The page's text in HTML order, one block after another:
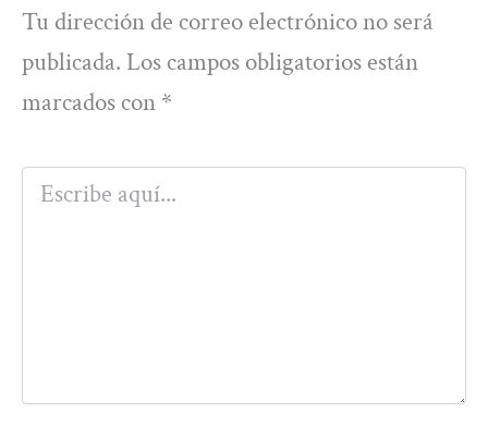
Tu dirección de correo electrónico no será
publicada. Los campos obligatorios están
marcados con *
Escribe
aquí...